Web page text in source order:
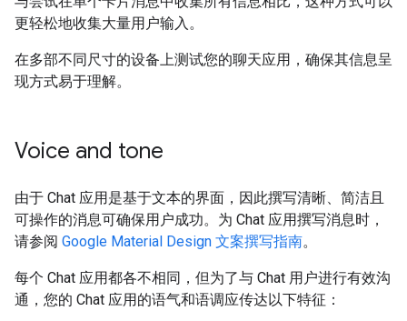
更轻松地收集大量用户输入。
在多部不同尺寸的设备上测试您的聊天应用，确保其信息呈
现方式易于理解。
Voice and tone
由于 Chat 应用是基于文本的界面，因此撰写清晰、简洁且
可操作的消息可确保用户成功。为 Chat 应用撰写消息时，
请参阅 Google Material Design 文案撰写指南。
每个 Chat 应用都各不相同，但为了与 Chat 用户进行有效沟
通，您的 Chat 应用的语气和语调应传达以下特征：